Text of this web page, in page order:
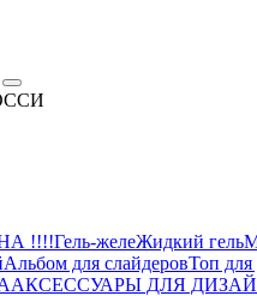
!!!!Гель-желеЖидкий гель
Альбом для слайдеровТоп для
АКСЕССУАРЫ ДЛЯ